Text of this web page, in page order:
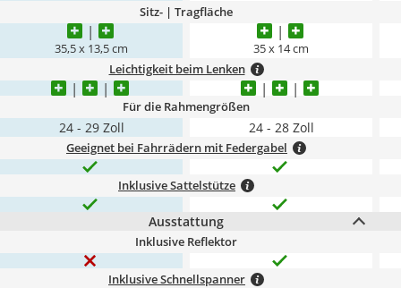
Sitz- | Tragfläche
35,5 x 13,5 cm 35 x 14 cm
Leichtigkeit beim Lenken
Für die Rahmengrößen
24 - 29 Zoll 24 - 28 Zoll
Geeignet bei Fahrrädern mit Federgabel
Inklusive Sattelstütze
Ausstattung
Inklusive Reflektor
Inklusive Schnellspanner